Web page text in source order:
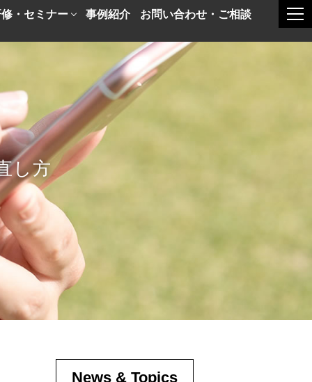
・セミナー 事例紹介 お問い合わせ・ご相談
し方
News & Topics